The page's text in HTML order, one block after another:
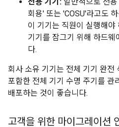
회용' 또는 'COSU'라고도
이 기기는 직원이 실행해야
기기를 잠그기 위해 하드웨
다.
회사 소유 기기는 전체 기기 완전
포함한 전체 기기 수명 주기를 관
배포하는 것이 좋습니다.
고객을 위한 마이그레이션